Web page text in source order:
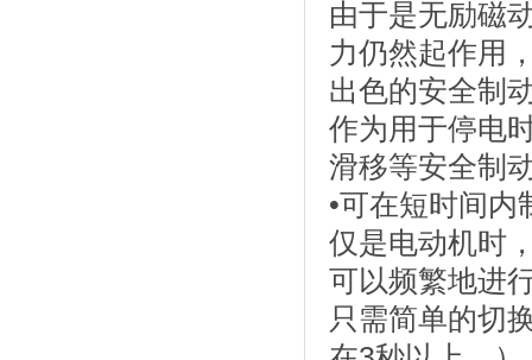
由于是无励磁
力仍然起作用
出色的安全制
作为用于停电
滑移等安全制
•可在短时间内
仅是电动机时
可以频繁地进
只需简单的切